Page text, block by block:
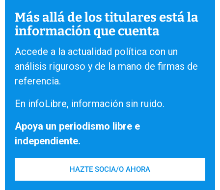
Más allá de los titulares está la
información que cuenta
Accede a la actualidad política con un
análisis riguroso y de la mano de firmas de
referencia.
En infoLibre, información sin ruido.
Apoya un periodismo libre e
independiente.
HAZTE SOCIA/O AHORA